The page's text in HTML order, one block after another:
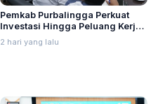
Pemkab Purbalingga Perkuat
Investasi Hingga Peluang Kerja
di Jepang
2 hari yang lalu